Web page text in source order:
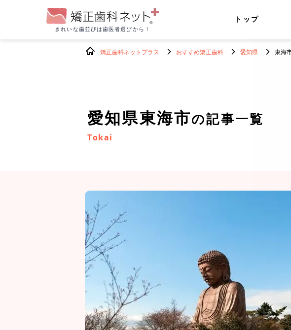
きれいな歯並びは歯医者選びから！
トップ
矯正歯科ネットプラス おすすめ矯正歯科 愛知県 東海
愛知県東海市の記事一覧
Tokai